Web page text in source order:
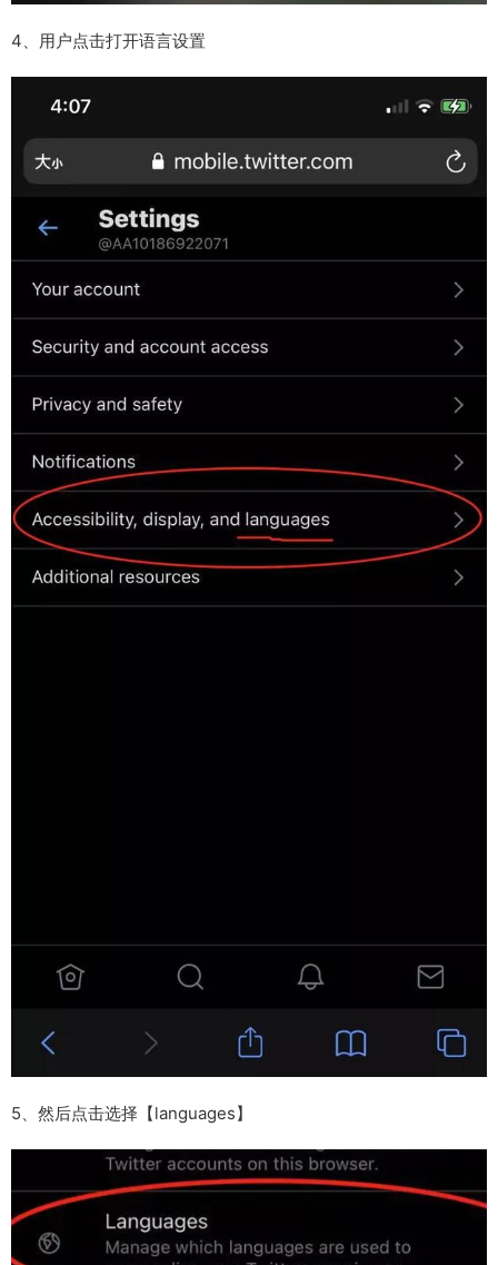
4、用户点击打开语言设置
5、然后点击选择【languages】